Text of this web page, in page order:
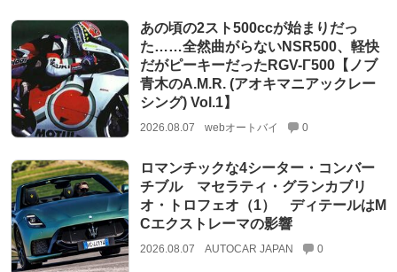
あの頃の2スト500ccが始まりだっ
た……全然曲がらないNSR500、軽快
だがピーキーだったRGV-Γ500【ノブ
青木のA.M.R. (アオキマニアックレー
シング) Vol.1】
2026.08.07 webオートバイ 0
ロマンチックな4シーター・コンバー
チブル マセラティ・グランカブリ
オ・トロフェオ（1） ディテールはM
Cエクストレーマの影響
2026.08.07 AUTOCAR JAPAN 0